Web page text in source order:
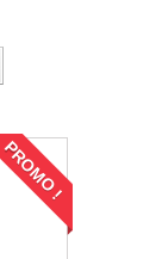
PROMO !